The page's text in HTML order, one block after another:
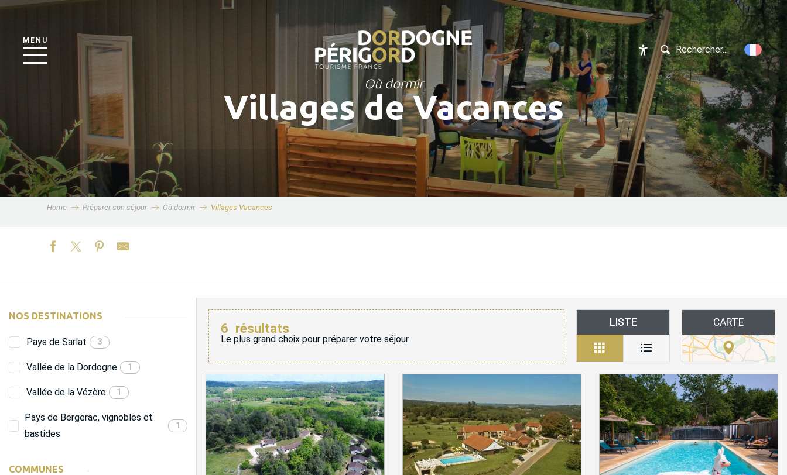
MENU
Accessibilité
Rechercher...
Où dormir
Villages de Vacances
Home Préparer son séjour Où dormir Villages Vacances
NOS DESTINATIONS
Pays de Sarlat 3
Vallée de la Dordogne 1
Vallée de la Vézère 1
Pays de Bergerac, vignobles et
bastides
1
COMMUNES
6 résultats
Le plus grand choix pour préparer votre séjour
LISTE CARTE